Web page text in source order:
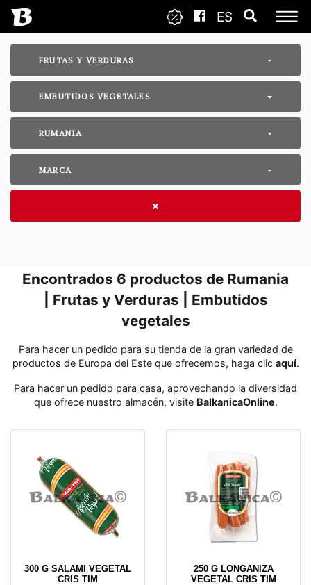
ES
FRUTAS Y VERDURAS
EMBUTIDOS VEGETALES
RUMANIA
MARCA
Encontrados 6 productos de Rumania
| Frutas y Verduras | Embutidos
vegetales
Para hacer un pedido para su tienda de la gran variedad de
productos de Europa del Este que ofrecemos, haga clic aquí․
Para hacer un pedido para casa, aprovechando la diversidad
que ofrece nuestro almacén, visite BalkanicaOnline․
300 G SALAMI VEGETAL
CRIS TIM
250 G LONGANIZA
VEGETAL CRIS TIM